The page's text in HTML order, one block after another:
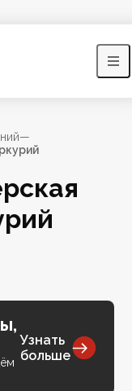
—
Узнать
больше